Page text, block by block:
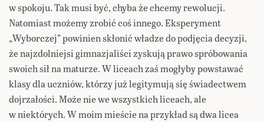
w spokoju. Tak musi być, chyba że chcemy rewolucji.
Natomiast możemy zrobić coś innego. Eksperyment
„Wyborczej” powinien skłonić władze do podjęcia decyzji,
że najzdolniejsi gimnazjaliści zyskują prawo spróbowania
swoich sił na maturze. W liceach zaś mogłyby powstawać
klasy dla uczniów, którzy już legitymują się świadectwem
dojrzałości. Może nie we wszystkich liceach, ale
w niektórych. W moim mieście na przykład są dwa licea